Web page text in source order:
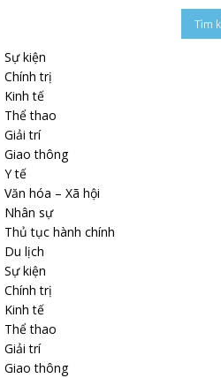
Sự kiện
Chính trị
Kinh tế
Thể thao
Giải trí
Giao thông
Y tế
Văn hóa – Xã hội
Nhân sự
Thủ tục hành chính
Du lịch
Sự kiện
Chính trị
Kinh tế
Thể thao
Giải trí
Giao thông